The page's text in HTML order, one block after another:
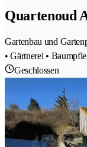
Quartenoud
Gartenbau und
• Gärtnerei •
Geschlossen